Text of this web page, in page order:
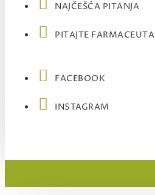
NAJČEŠĆA PITANJA
PITAJTE FARMACEUTA
FACEBOOK
INSTAGRAM